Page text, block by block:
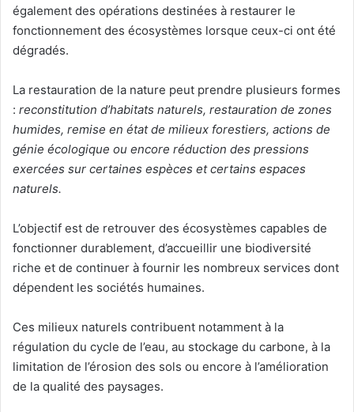
également des opérations destinées à restaurer le
fonctionnement des écosystèmes lorsque ceux-ci ont été
dégradés.
La restauration de la nature peut prendre plusieurs formes
: reconstitution d’habitats naturels, restauration de zones
humides, remise en état de milieux forestiers, actions de
génie écologique ou encore réduction des pressions
exercées sur certaines espèces et certains espaces
naturels.
L’objectif est de retrouver des écosystèmes capables de
fonctionner durablement, d’accueillir une biodiversité
riche et de continuer à fournir les nombreux services dont
dépendent les sociétés humaines.
Ces milieux naturels contribuent notamment à la
régulation du cycle de l’eau, au stockage du carbone, à la
limitation de l’érosion des sols ou encore à l’amélioration
de la qualité des paysages.